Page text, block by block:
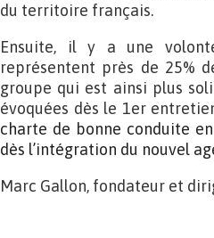
du territoire français.
Ensuite, il y a une
représentent près de 25%
groupe qui est ainsi plus
évoquées dès le 1er
charte de bonne conduite
dès l’intégration du nouvel
Marc Gallon, fondateur et